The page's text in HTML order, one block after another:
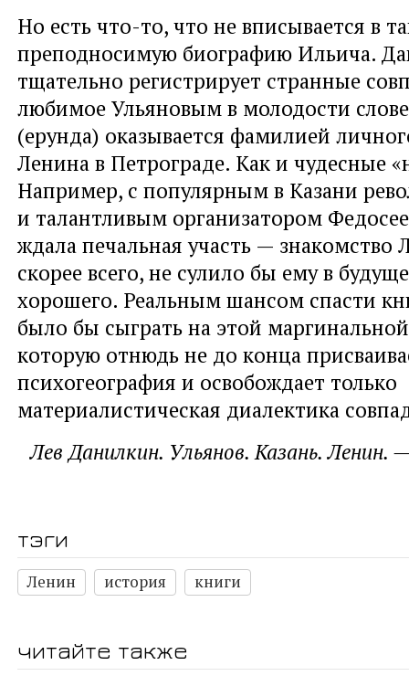
Но есть что-то, что не вписывается в
преподносимую биографию Ильича.
тщательно регистрирует странные
любимое Ульяновым в молодости
(ерунда) оказывается фамилией
Ленина в Петрограде. Как и чудесные
Например, с популярным в Казани
и талантливым организатором
ждала печальная участь — знакомство
скорее всего, не сулило бы ему в
хорошего. Реальным шансом спасти
было бы сыграть на этой
которую отнюдь не до конца
психогеография и освобождает только
материалистическая диалектика
Лев Данилкин. Ульянов. Казань. Ленин.
тэги
Ленин история книги
читайте также